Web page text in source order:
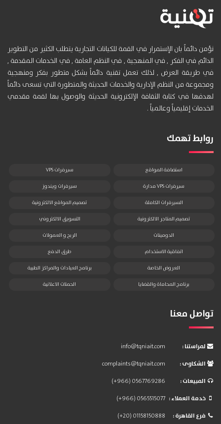
نؤمن دائماً بان الإستمرار في القمة للكيانات التجارية يتطلب الكثير من التطوير
الدائم في الفكر , في المنهجية , في النظم العامة , في الخدمات المقدمة ,
في طريقة العرض , لذلك تعمل تقنية دائماً بشكل متطور بفكر ومنهجية
ومجموعة من النظم الإدارية والخدمات الحديثة والمتطورة التي تسعى دائماً
لهدفها في كتابة الثقافة الإلكترونية الحديثة والوصول بها لقمة مقدمي
الخدمات إقليمياً وعالمياً .
روابط تهمك
استضافة المواقع سيرفرات VPS
سيرفرات VPS مدارة سيرفرات ويندوز
السيرفرات الكاملة تصميم المواقع الالكترونية
تصميم المتاجر الالكترونية التسويق الالكتروني
الدومينات الربح و العمولات
اتفاقية الاستخدام طرق الدفع
العروض الخاصة برنامج العيادات والمراكز الطبية
برنامج المحاماة والقضايا الحملات الاعلانية
تواصل معنا
: لمراستنا
info@tqniait.com
: الشكاوى
complaints@tqniait.com
: المبيعات
(+966) 0567769286
: خدمة العملاء
(+966) 0565515077
: فرع القاهرة
(+20) 01158150888